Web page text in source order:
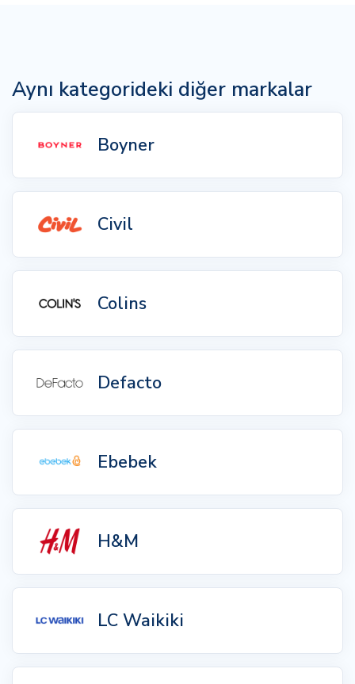
Aynı kategorideki diğer markalar
Boyner
Civil
Colins
Defacto
Ebebek
H&M
LC Waikiki